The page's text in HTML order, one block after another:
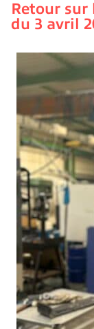
Retour sur
du 3 avril